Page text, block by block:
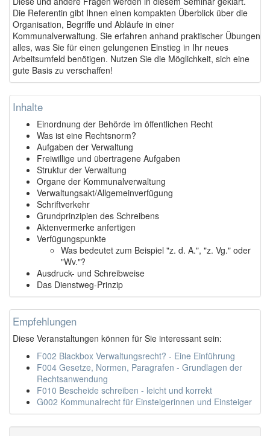
Die Referentin gibt Ihnen einen kompakten Überblick über die
Organisation, Begriffe und Abläufe in einer
Kommunalverwaltung. Sie erfahren anhand praktischer Übungen
alles, was Sie für einen gelungenen Einstieg in Ihr neues
Arbeitsumfeld benötigen. Nutzen Sie die Möglichkeit, sich eine
gute Basis zu verschaffen!
Inhalte
Einordnung der Behörde im öffentlichen Recht
Was ist eine Rechtsnorm?
Aufgaben der Verwaltung
Freiwillige und übertragene Aufgaben
Struktur der Verwaltung
Organe der Kommunalverwaltung
Verwaltungsakt/Allgemeinverfügung
Schriftverkehr
Grundprinzipien des Schreibens
Aktenvermerke anfertigen
Verfügungspunkte
Was bedeutet zum Beispiel "z. d. A.", "z. Vg." oder
"Wv."?
Ausdruck- und Schreibweise
Das Dienstweg-Prinzip
Empfehlungen
Diese Veranstaltungen können für Sie interessant sein:
F002 Blackbox Verwaltungsrecht? - Eine Einführung
F004 Gesetze, Normen, Paragrafen - Grundlagen der
Rechtsanwendung
F010 Bescheide schreiben - leicht und korrekt
G002 Kommunalrecht für Einsteigerinnen und Einsteiger